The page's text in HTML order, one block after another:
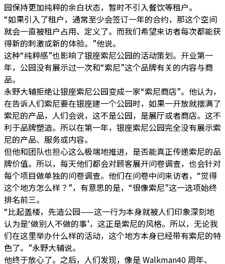
园保持更加纯粹的余白状态，暂时不引入餐饮等租户。
“如果引入了租户，通常至少会签订一年的合约，那这个空间
就会一直被租户占用、定义了。而我们希望来访者每次都能获
得新的刺激或新的体验。”他说。
这种“纯粹感”也影响了银座索尼公园的活动策划。开业第一
年，公园没有展示过一次和“索尼”这个品牌有关的内容与商
品。
永野大辅拒绝让银座索尼公园变成一家“索尼商店”。他认为，
在告诉人们索尼要在银座建一个公园时，如果一开放就摆满了
索尼的产品，人们会说，这不是公园，是展厅或者商店。这不
利于品牌塑造。所以在第一年，银座索尼公园完全没有展示索
尼的产品、服务或内容。
但他和团队也担心这么极端地推进，是否能真正传递索尼的品
牌价值。所以，每天他们都会对顾客展开问卷调查，也会针对
每个项目做单独的问卷调查。他们在问卷中问来访者，“觉得
这个地方怎么样？”，有意思的是，“很像索尼”这一选项始终
排名前三。
“比起盖楼，先造公园——这一行为本身就被人们印象深刻地
认为是‘做别人不做的事’，这正是索尼的风格。所以，无论我
们在这里举办什么样的活动，这个地方本身已经带有索尼的特
色了。”永野大辅说。
他终于放心了。之后，人们发现，像是 Walkman40 周年、